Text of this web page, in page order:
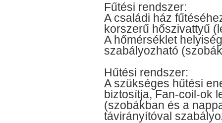
Fűtési rendszer:
A családi ház
korszerű hőszivattyű
A hőmérséklet
szabályozható
Hűtési rendszer:
A szükséges hűtési
biztosítja, Fan-coil-ok
(szobákban és a
távirányítóval